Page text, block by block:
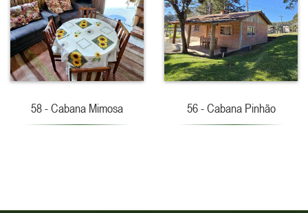
58 - Cabana Mimosa 56 - Cabana Pinhão